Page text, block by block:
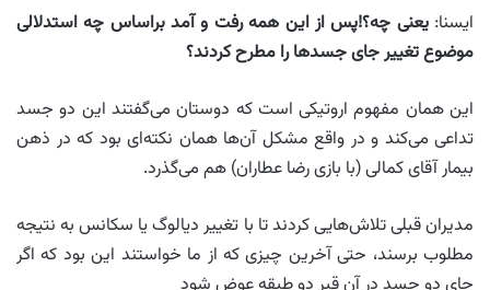
ایسنا:یعنی چه؟!پس از این همه رفت و آمد براساس چه استدلالی
موضوع تغییر جای جسدها را مطرح کردند؟
این همان مفهوم اروتیکی است که دوستان می‌گفتند این دو جسد
تداعی می‌کند و در واقع مشکل آن‌ها همان نکته‌ای بود که در ذهن
بیمار آقای کمالی (با بازی رضا عطاران) هم می‌گذرد.
مدیران قبلی تلاش‌هایی کردند تا با تغییر دیالوگ یا سکانس به نتیجه
مطلوب برسند، حتی آخرین چیزی که از ما خواستند این بود که اگر
جای دو جسد در آن قبر دو طبقه عوض شود